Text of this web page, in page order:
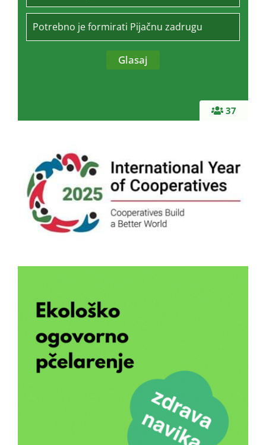
37
Potrebno je formirati Pijačnu zadrugu